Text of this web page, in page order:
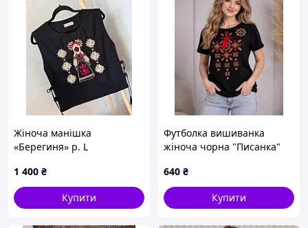
70 см
54
70 см
56(+50 грн)
70 см
58(+50 грн)
70 см
60(+100 грн)
70 см
Жіноча манішка
«Берегиня» р. L
1 400 ₴
Купити
Футболка вишиванка
жіноча чорна "Писанка"
640 ₴
Купити